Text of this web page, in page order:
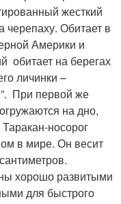
жесткий
черепаху. Обитает в
Америки и
обитает на берегах
личинки –
При первой же
на дно,
носорог
в мире. Он весит
хорошо развитыми
для быстрого